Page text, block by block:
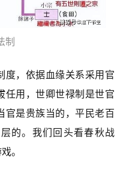
制
度，依据血缘关系采用官
任用，世卿世禄制是世官
官是贵族当的，平民老百
的。我们回头看春秋战
。